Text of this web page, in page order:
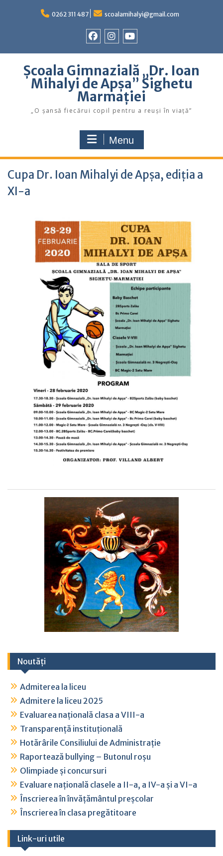
0262 311 487 scoalamihalyi@gmail.com
Școala Gimnazială „Dr. Ioan
Mihalyi de Apșa” Sighetu
Marmației
„O șansă fiecărui copil pentru a reuși în viață”
Menu
Cupa Dr. Ioan Mihalyi de Apșa, ediția a
XI-a
Noutăți
Admiterea la liceu
Admitere la liceu 2025
Evaluarea națională clasa a VIII-a
Transparență instituțională
Hotărârile Consiliului de Administrație
Raportează bullying – Butonul roșu
Olimpiade și concursuri
Evaluare națională clasele a II-a, a IV-a și a VI-a
Înscrierea în învățământul preșcolar
Înscrierea în clasa pregătitoare
Link-uri utile